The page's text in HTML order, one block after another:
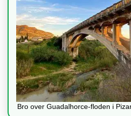
Bro over Guadalhorce-floden i